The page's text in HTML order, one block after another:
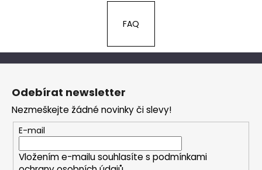
FAQ
Odebírat newsletter
Nezmeškejte žádné novinky či slevy!
E-mail
Vložením e-mailu souhlasíte s podmínkami